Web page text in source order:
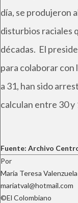
día, se produjeron
disturbios raciales
décadas. El
para colaborar con
a 31, han sido
calculan entre 30 y
Fuente: Archivo
Por
María Teresa
mariatval@hotmail.com
©El Colombiano